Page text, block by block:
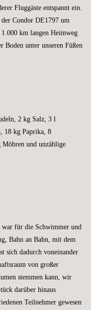
Fluggäste entspannt ein.
Condor DE1797 um
km langen Heimweg
Boden unter unseren Füßen
2 kg Salz, 3 l
18 kg Paprika, 8
und unzählige
war für die Schwimmer und
Bahn an Bahn, mit dem
sich dadurch voneinander
von großer
stemmen kann, wir
darüber hinaus
Teilnehmer gewesen